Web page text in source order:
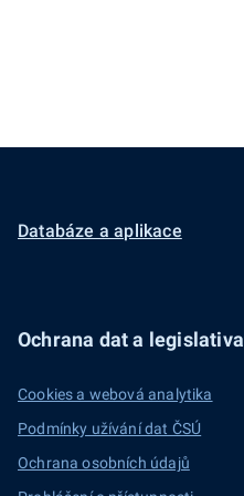
Databáze a aplikace
Ochrana dat a legislativa
Cookies a webová analytika
Podmínky užívání dat ČSÚ
Ochrana osobních údajů